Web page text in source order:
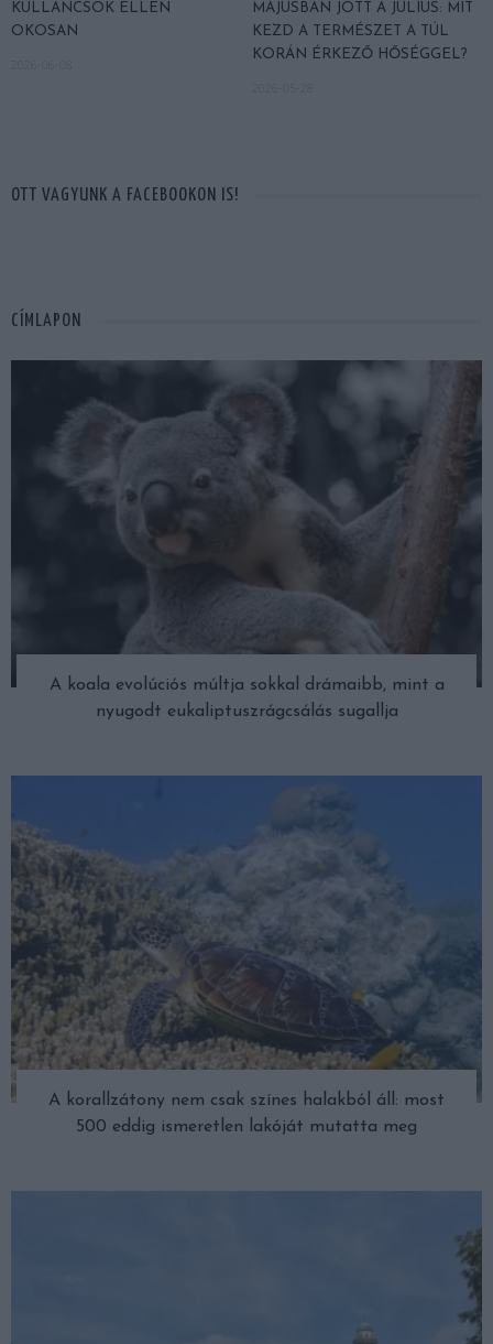
KULLANCSOK ELLEN
OKOSAN
MÁJUSBAN JÖTT A JÚLIUS: MIT
KEZD A TERMÉSZET A TÚL
KORÁN ÉRKEZŐ HŐSÉGGEL?
OTT VAGYUNK A FACEBOOKON IS!
CÍMLAPON
A koala evolúciós múltja sokkal drámaibb, mint a
nyugodt eukaliptuszrágcsálás sugallja
A korallzátony nem csak színes halakból áll: most
500 eddig ismeretlen lakóját mutatta meg